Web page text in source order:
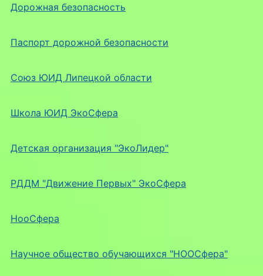
Дорожная безопасность
Паспорт дорожной безопасности
Союз ЮИД Липецкой области
Школа ЮИД ЭкоСфера
Детская организация "ЭкоЛидер"
РДДМ "Движение Первых" ЭкоСфера
НооСфера
Научное общество обучающихся "НООСфера"